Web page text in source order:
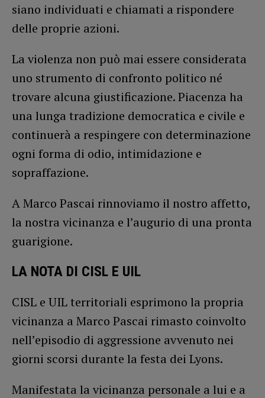
siano individuati e chiamati a rispondere
delle proprie azioni.
La violenza non può mai essere considerata
uno strumento di confronto politico né
trovare alcuna giustificazione. Piacenza ha
una lunga tradizione democratica e civile e
continuerà a respingere con determinazione
ogni forma di odio, intimidazione e
sopraffazione.
A Marco Pascai rinnoviamo il nostro affetto,
la nostra vicinanza e l’augurio di una pronta
guarigione.
LA NOTA DI CISL E UIL
CISL e UIL territoriali esprimono la propria
vicinanza a Marco Pascai rimasto coinvolto
nell’episodio di aggressione avvenuto nei
giorni scorsi durante la festa dei Lyons.
Manifestata la vicinanza personale a lui e a